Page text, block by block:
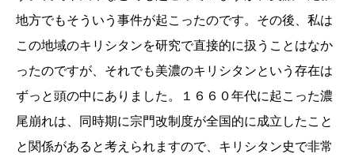
地方でもそういう事件が起こったのです。その後、私は
この地域のキリシタンを研究で直接的に扱うことはなか
ったのですが、それでも美濃のキリシタンという存在は
ずっと頭の中にありました。１６６０年代に起こった濃
尾崩れは、同時期に宗門改制度が全国的に成立したこと
と関係があると考えられますので、キリシタン史で非常